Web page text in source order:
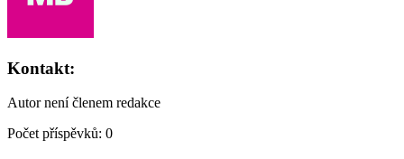
Kontakt:
Autor není členem redakce
Počet příspěvků: 0